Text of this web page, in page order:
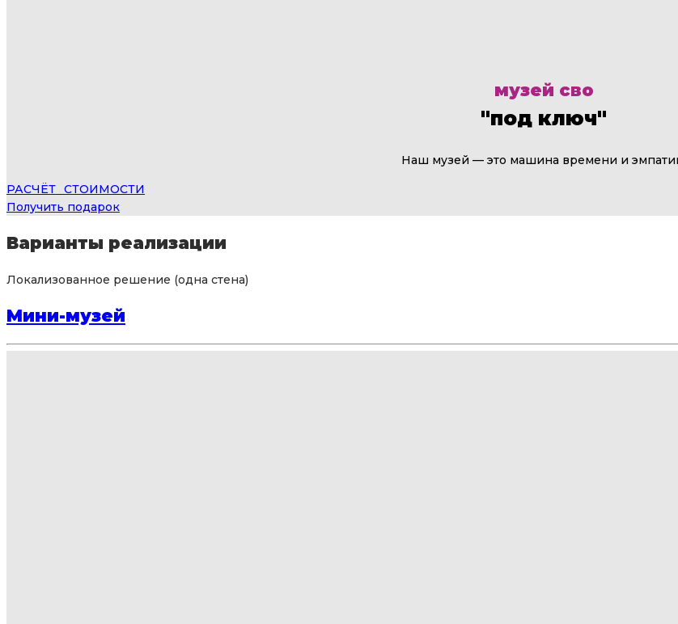
музей сво
"под ключ"
Наш музей — это машина времени и
РАСЧЁТ⠀СТОИМОСТИ
Получить подарок
Варианты реализации
Локализованное решение (одна стена)
Мини-музей